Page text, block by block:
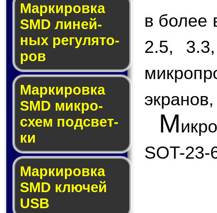
Маркировка
SMD ли­ней­
ных ре­гу­ля­то­
ров
Маркировка
SMD мик­ро­
схем под­свет­
ки
Маркировка
SMD клю­чей
USB
в более
2.5,
М
SOT-23-